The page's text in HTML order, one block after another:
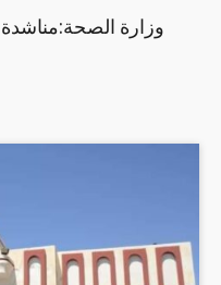
وزارة